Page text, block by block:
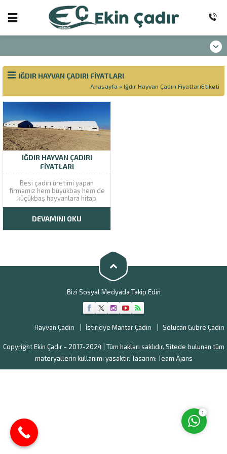
IĞDIR HAYVAN ÇADIRI FIYATLARI
Anasayfa » Iğdır Hayvan Çadırı FiyatlarıEtiketi
IĞDIR HAYVAN ÇADIRI
FIYATLARI
Besi çadırı üretimi yapan
firmamız hem büyükbaş hem de
küçükbaş hayvanlara hitap
etmektedir. Iğdır merkez ve
firmamız en kaliteli ürünü en
uygun fiyata tasarlayarak siz
DEVAMINI OKU
Bizi Sosyal Medyada Takip Edin
Hayvan Çadırı İstiridye Mantar Çadırı Solucan Gübre Çadırı
Copyright Ekin Çadır - 2017-2024 | Tüm hakları saklıdır. Sitede bulunan tüm
materyallerin kullanımı yasaktır. Tasarım: Team Ajans
Müşteri Temsilcisi
1